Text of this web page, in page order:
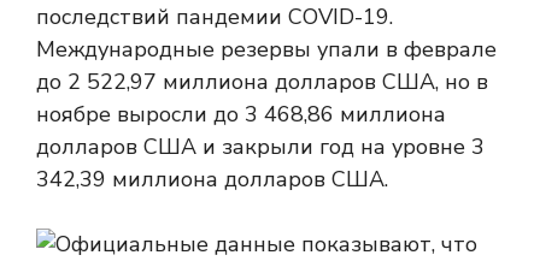
последствий пандемии COVID-19.
Международные резервы упали в феврале
до 2 522,97 миллиона долларов США, но в
ноябре выросли до 3 468,86 миллиона
долларов США и закрыли год на уровне 3
342,39 миллиона долларов США.